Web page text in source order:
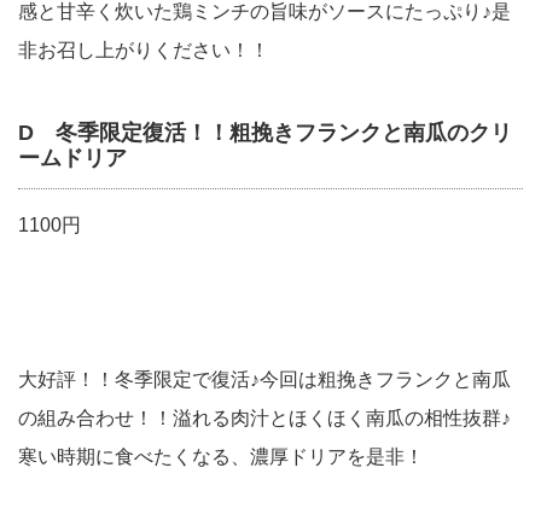
感と甘辛く炊いた鶏ミンチの旨味がソースにたっぷり♪是
非お召し上がりください！！
D 冬季限定復活！！粗挽きフランクと南瓜のクリ
ームドリア
1100円
大好評！！冬季限定で復活♪今回は粗挽きフランクと南瓜
の組み合わせ！！溢れる肉汁とほくほく南瓜の相性抜群♪
寒い時期に食べたくなる、濃厚ドリアを是非！